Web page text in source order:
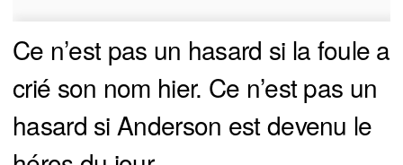
Ce n’est pas un hasard si la foule a
crié son nom hier. Ce n’est pas un
hasard si Anderson est devenu le